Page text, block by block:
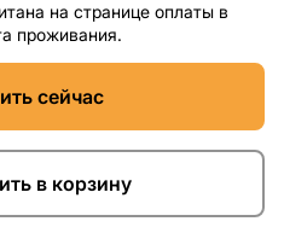
на странице оплаты в
проживания.
сейчас
в корзину